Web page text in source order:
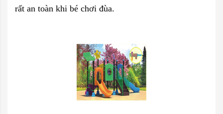
rất an toàn khi bé chơi đùa.